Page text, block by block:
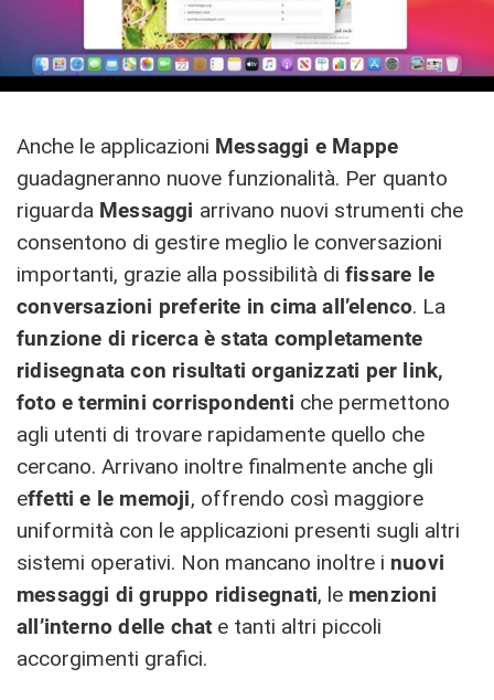
Anche le applicazioni Messaggi e Mappe
guadagneranno nuove funzionalità. Per quanto
riguarda Messaggi arrivano nuovi strumenti che
consentono di gestire meglio le conversazioni
importanti, grazie alla possibilità di fissare le
conversazioni preferite in cima all’elenco. La
funzione di ricerca è stata completamente
ridisegnata con risultati organizzati per link,
foto e termini corrispondenti che permettono
agli utenti di trovare rapidamente quello che
cercano. Arrivano inoltre finalmente anche gli
effetti e le memoji, offrendo così maggiore
uniformità con le applicazioni presenti sugli altri
sistemi operativi. Non mancano inoltre i nuovi
messaggi di gruppo ridisegnati, le menzioni
all’interno delle chat e tanti altri piccoli
accorgimenti grafici.